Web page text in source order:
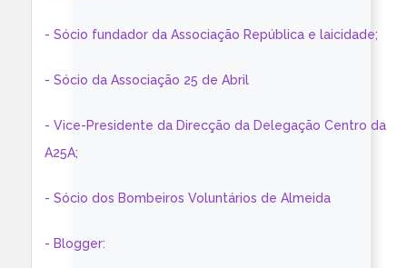
- Sócio fundador da Associação República e laicidade;
- Sócio da Associação 25 de Abril
- Vice-Presidente da Direcção da Delegação Centro da
A25A;
- Sócio dos Bombeiros Voluntários de Almeida
- Blogger: